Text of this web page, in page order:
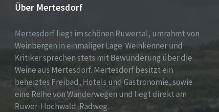
Über Mertesdorf
Mertesdorf liegt im schönen Ruwertal, umrahmt von
Weinbergen in einmaliger Lage. Weinkenner und
Kritiker sprechen stets mit Bewunderung über die
Weine aus Mertesdorf. Mertesdorf besitzt ein
beheiztes Freibad, Hotels und Gastronomie, sowie
eine Reihe von Wanderwegen und liegt direkt am
Ruwer-Hochwald-Radweg.